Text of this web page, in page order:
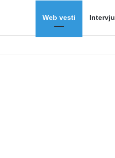
Web vesti Intervju